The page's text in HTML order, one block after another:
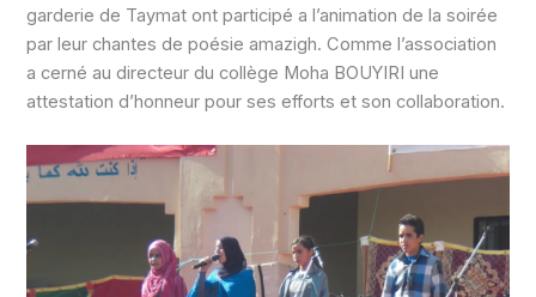
garderie de Taymat ont participé a l’animation de la soirée
par leur chantes de poésie amazigh. Comme l’association
a cerné au directeur du collège Moha BOUYIRI une
attestation d’honneur pour ses efforts et son collaboration.